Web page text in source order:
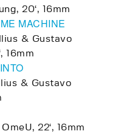
20‘, 16mm
MACHINE
& Gustavo
16mm
& Gustavo
22‘, 16mm